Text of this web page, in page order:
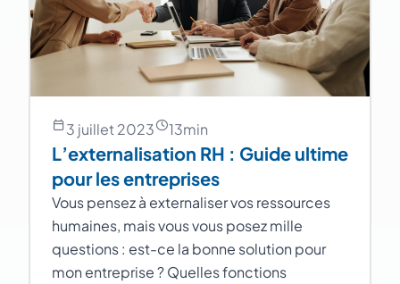
3 juillet 2023 13min
L’externalisation RH : Guide ultime
pour les entreprises
Vous pensez à externaliser vos ressources
humaines, mais vous vous posez mille
questions : est-ce la bonne solution pour
mon entreprise ? Quelles fonctions